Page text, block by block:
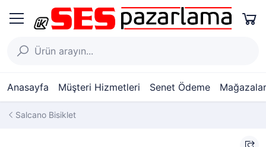
Anasayfa Müşteri Hizmetleri Senet Ödeme
Salcano Bisiklet